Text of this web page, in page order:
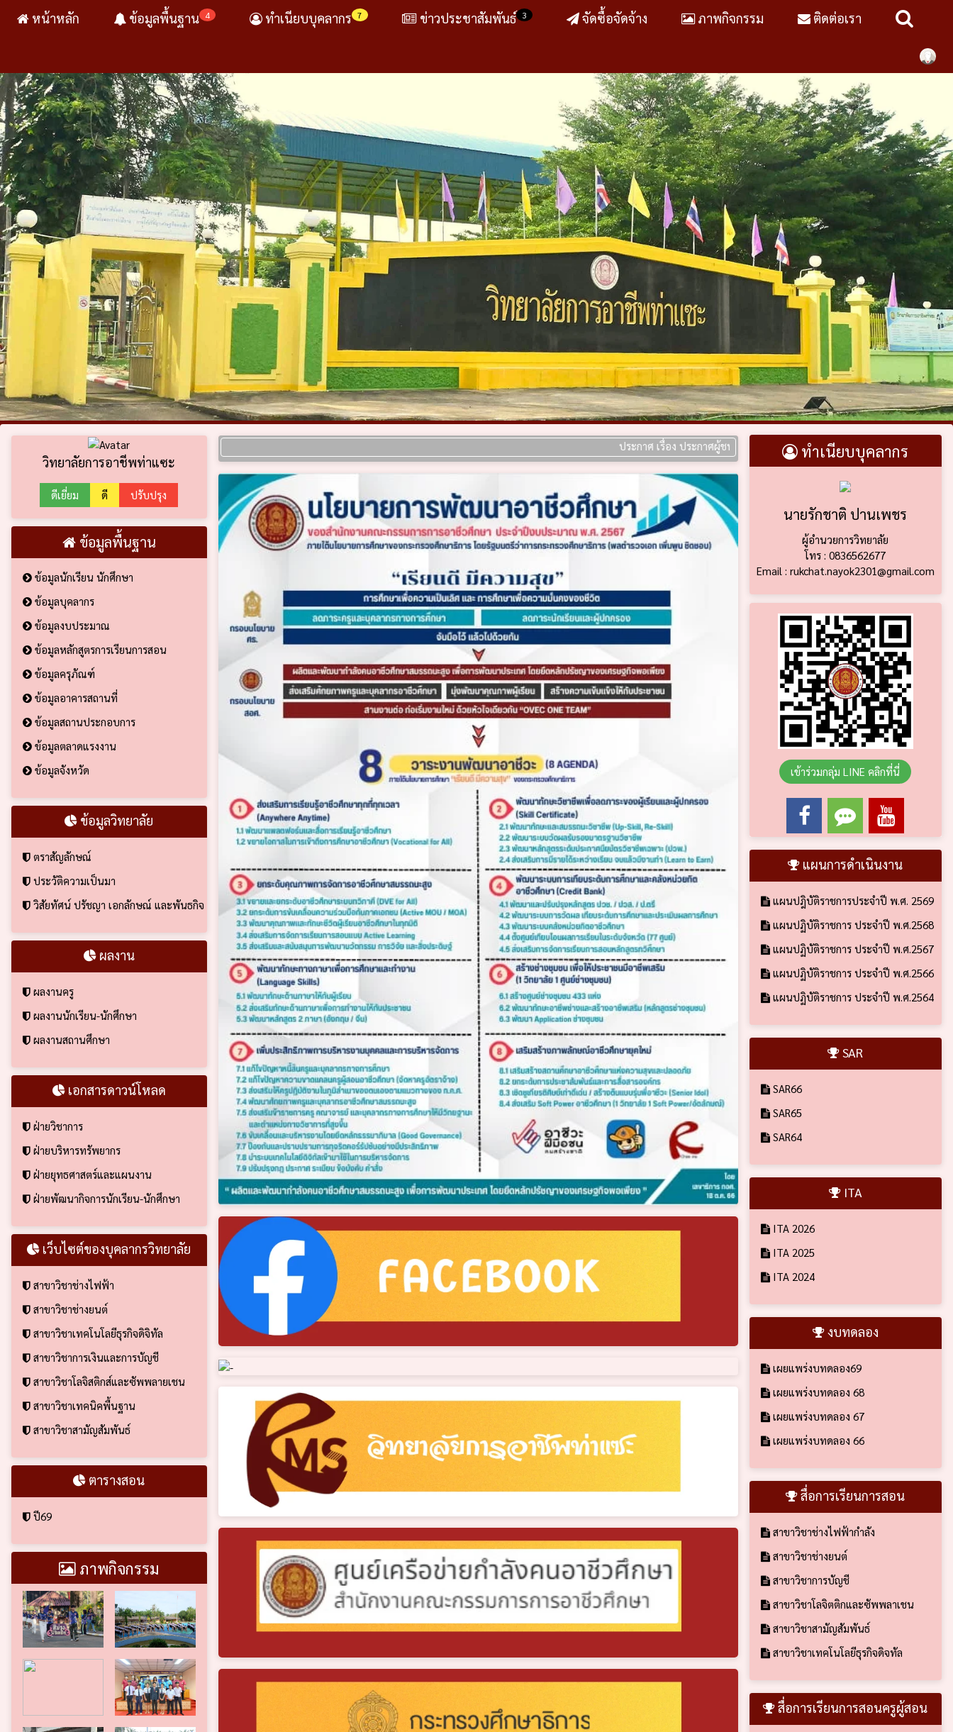
หน้าหลัก 4
ข้อมูลพื้นฐาน 7
ทำเนียบบุคลากร 3
ข่าวประชาสัมพันธ์ จัดซื้อจัดจ้าง ภาพกิจกรรม ติดต่อเรา
วิทยาลัยการอาชีพท่าแซะ
ดีเยี่ยม ดี ปรับปรุง
ข้อมูลพื้นฐาน
ข้อมูลนักเรียน นักศึกษา
ข้อมูลบุคลากร
ข้อมูลงบประมาณ
ข้อมูลหลักสูตรการเรียนการสอน
ข้อมูลครุภัณฑ์
ข้อมูลอาคารสถานที่
ข้อมูลสถานประกอบการ
ข้อมูลตลาดแรงงาน
ข้อมูลจังหวัด
ข้อมูลวิทยาลัย
ตราสัญลักษณ์
ประวัติความเป็นมา
วิสัยทัศน์ ปรัชญา เอกลักษณ์ และพันธกิจ
ผลงาน
ผลงานครู
ผลงานนักเรียน-นักศึกษา
ผลงานสถานศึกษา
เอกสารดาวน์โหลด
ฝ่ายวิชาการ
ฝ่ายบริหารทรัพยากร
ฝ่ายยุทธศาสตร์และแผนงาน
ฝ่ายพัฒนากิจการนักเรียน-นักศึกษา
เว็บไซต์ของบุคลากรวิทยาลัย
สาขาวิชาช่างไฟฟ้า
สาขาวิชาช่างยนต์
สาขาวิชาเทคโนโลยีธุรกิจดิจิทัล
สาขาวิชาการเงินและการบัญชี
สาขาวิชาโลจิสติกส์และซัพพลายเชน
สาขาวิชาเทคนิคพื้นฐาน
สาขาวิชาสามัญสัมพันธ์
ตารางสอน
ปี69
ภาพกิจกรรม
ประกาศ เรื่อง ประกาศผู้ชนะการเสนอราคา ประกวดราคาซื้อห้องปฏิบัติการการเขียนโ
ทำเนียบบุคลากร
นายรักชาติ ปานเพชร
ผู้อำนวยการวิทยาลัย
โทร : 0836562677
Email : rukchat.nayok2301@gmail.com
เข้าร่วมกลุ่ม LINE คลิกที่นี่
แผนการดำเนินงาน
แผนปฎิบัติราชการประจำปี พ.ศ. 2569
แผนปฏิบัติราชการ ประจำปี พ.ศ.2568
แผนปฏิบัติราชการ ประจำปี พ.ศ.2567
แผนปฏิบัติราชการ ประจำปี พ.ศ.2566
แผนปฏิบัติราชการ ประจำปี พ.ศ.2564
SAR
SAR66
SAR65
SAR64
ITA
ITA 2026
ITA 2025
ITA 2024
งบทดลอง
เผยแพร่งบทดลอง69
เผยแพร่งบทดลอง 68
เผยแพร่งบทดลอง 67
เผยแพร่งบทดลอง 66
สื่อการเรียนการสอน
สาขาวิชาช่างไฟฟ้ากำลัง
สาขาวิชาช่างยนต์
สาขาวิชาการบัญชี
สาขาวิชาโลจิตติกและซัพพลาเชน
สาขาวิชาสามัญสัมพันธ์
สาขาวิชาเทคโนโลยีธุรกิจดิจทัล
สื่อการเรียนการสอนครูผู้สอน